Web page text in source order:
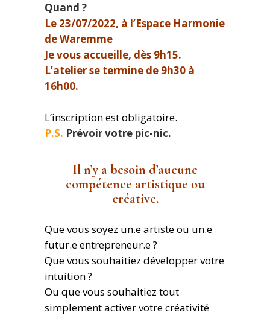
Quand ?
Le 23/07/2022, à l’Espace Harmonie
de Waremme
Je vous accueille, dès 9h15.
L’atelier se termine de 9h30 à
16h00.
L’inscription est obligatoire.
P.S. Prévoir votre pic-nic.
Il n’y a besoin d’aucune
compétence artistique ou
créative.
Que vous soyez un.e artiste ou un.e
futur.e entrepreneur.e ?
Que vous souhaitiez développer votre
intuition ?
Ou que vous souhaitiez tout
simplement activer votre créativité